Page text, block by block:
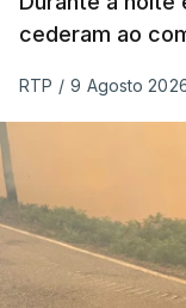
cederam ao
RTP / 9 Agosto